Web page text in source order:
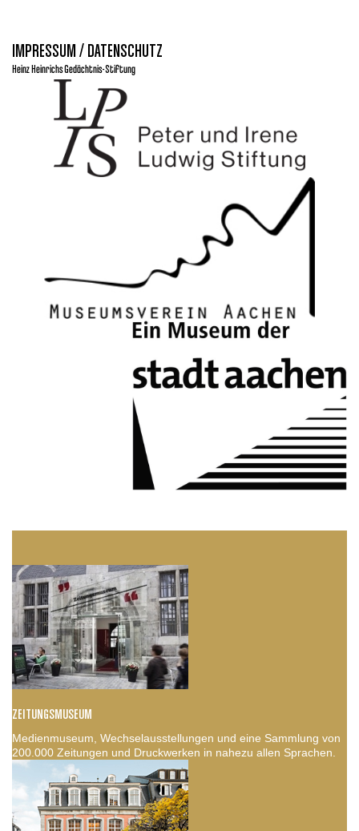
IMPRESSUM / DATENSCHUTZ
Heinz Heinrichs Gedächtnis-Stiftung
ZEITUNGSMUSEUM
Medienmuseum, Wechselausstellungen und eine Sammlung von
200.000 Zeitungen und Druckwerken in nahezu allen Sprachen.